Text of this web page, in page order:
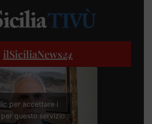
ilSiciliaNews24
per accettare i
questo servizio